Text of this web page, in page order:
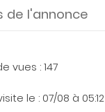
de l'annonce
vues : 147
le : 07/08 à 05:12